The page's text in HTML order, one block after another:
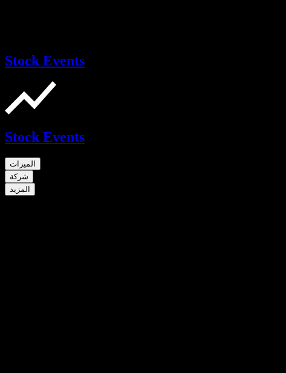
Stock Events
Stock Events
الميزات
شركة
المزيد